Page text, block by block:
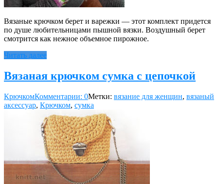
Вязаные крючком берет и варежки — этот комплект придется
по душе любительницами пышной вязки. Воздушный берет
смотрится как нежное объемное пирожное.
Читать далее
Вязаная крючком сумка с цепочкой
КрючкомКомментарии: 0Метки: вязание для женщин, вязаный
аксессуар, Крючком, сумка